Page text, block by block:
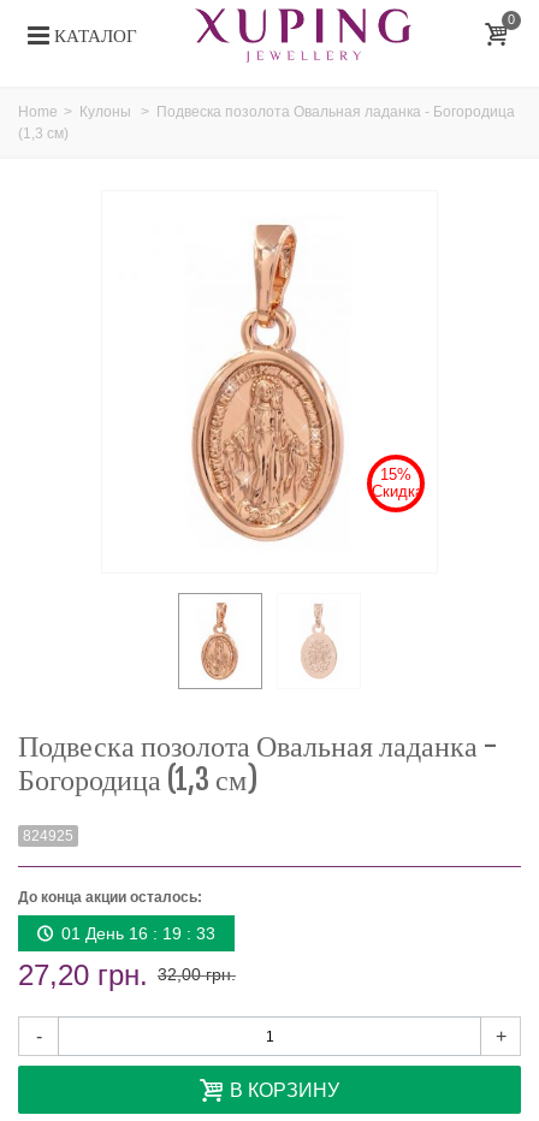
КАТАЛОГ
0
Home > Кулоны > Подвеска позолота Овальная ладанка - Богородица
(1,3 см)
15%
Скидка
Подвеска позолота Овальная ладанка -
Богородица (1,3 см)
824925
До конца акции осталось:
01 День 16 : 19 : 33
27,20 грн. 32,00 грн.
- +
В КОРЗИНУ